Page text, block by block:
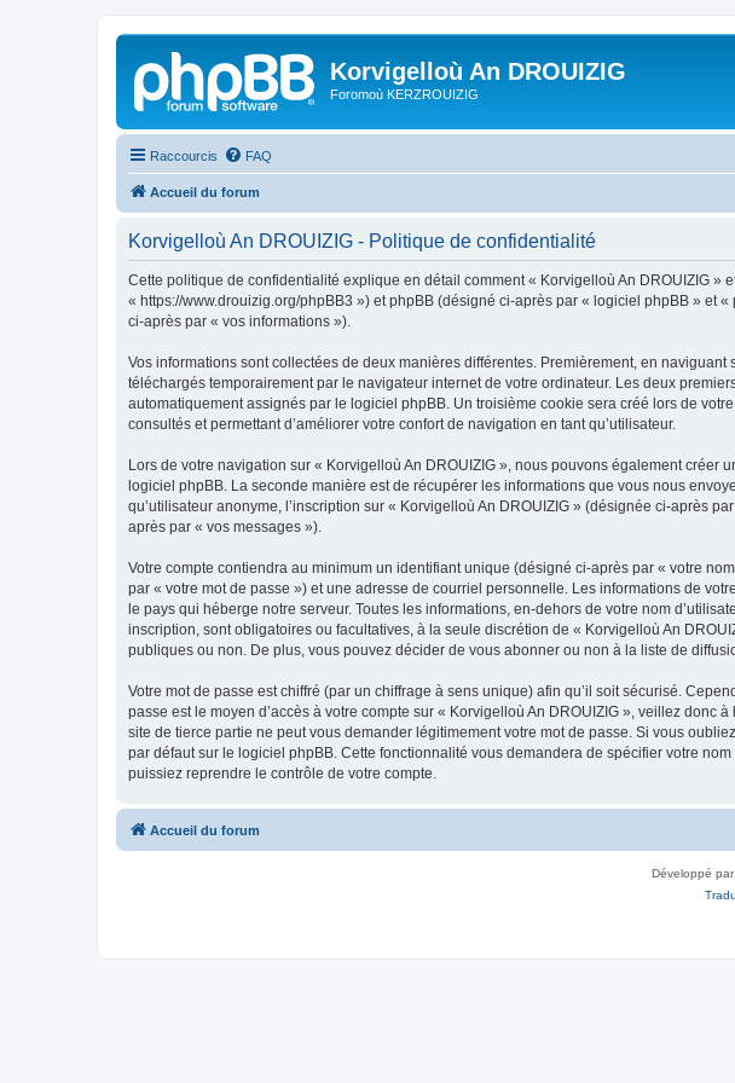
Korvigelloù An DROUIZIG
Foromoù KERZROUIZIG
Raccourcis FAQ
Accueil du forum
Korvigelloù An DROUIZIG - Politique de confidentialité
Cette politique de confidentialité explique en détail comment « Korvigelloù An DROUIZIG
« https://www.drouizig.org/phpBB3 ») et phpBB (désigné ci-après par « logiciel phpBB » et
ci-après par « vos informations »).
Vos informations sont collectées de deux manières différentes. Premièrement, en
téléchargés temporairement par le navigateur internet de votre ordinateur. Les deux
automatiquement assignés par le logiciel phpBB. Un troisième cookie sera créé lors de
consultés et permettant d’améliorer votre confort de navigation en tant qu’utilisateur.
Lors de votre navigation sur « Korvigelloù An DROUIZIG », nous pouvons également
logiciel phpBB. La seconde manière est de récupérer les informations que vous nous
qu’utilisateur anonyme, l’inscription sur « Korvigelloù An DROUIZIG » (désignée ci-après
après par « vos messages »).
Votre compte contiendra au minimum un identifiant unique (désigné ci-après par « votre
par « votre mot de passe ») et une adresse de courriel personnelle. Les informations de
le pays qui héberge notre serveur. Toutes les informations, en-dehors de votre nom
inscription, sont obligatoires ou facultatives, à la seule discrétion de « Korvigelloù An
publiques ou non. De plus, vous pouvez décider de vous abonner ou non à la liste de
Votre mot de passe est chiffré (par un chiffrage à sens unique) afin qu’il soit sécurisé.
passe est le moyen d’accès à votre compte sur « Korvigelloù An DROUIZIG », veillez
site de tierce partie ne peut vous demander légitimement votre mot de passe. Si vous
par défaut sur le logiciel phpBB. Cette fonctionnalité vous demandera de spécifier votre
puissiez reprendre le contrôle de votre compte.
Accueil du forum
Développé par